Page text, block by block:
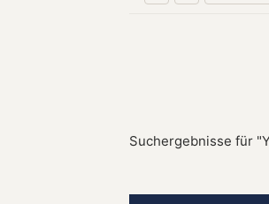
Suchergebnisse für